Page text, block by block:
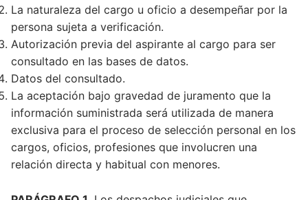
La naturaleza del cargo u oficio a desempeñar por la
persona sujeta a verificación.
Autorización previa del aspirante al cargo para ser
consultado en las bases de datos.
Datos del consultado.
La aceptación bajo gravedad de juramento que la
información suministrada será utilizada de manera
exclusiva para el proceso de selección personal en los
cargos, oficios, profesiones que involucren una
relación directa y habitual con menores.